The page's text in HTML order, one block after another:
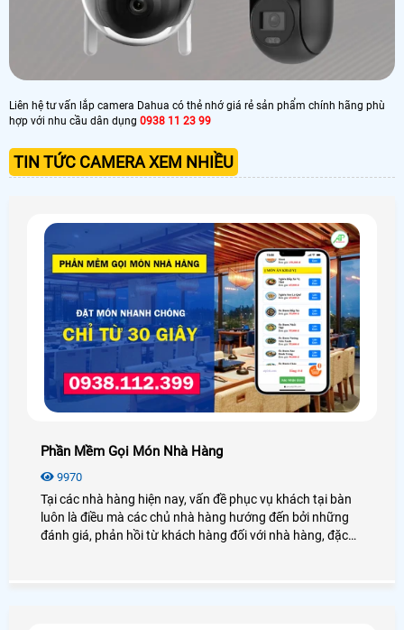
Liên hệ tư vấn lắp camera Dahua có thẻ nhớ giá rẻ sản phẩm chính hãng phù
hợp với nhu cầu dân dụng 0938 11 23 99
TIN TỨC CAMERA XEM NHIỀU
Phần Mềm Gọi Món Nhà Hàng
9970
Tại các nhà hàng hiện nay, vấn đề phục vụ khách tại bàn
luôn là điều mà các chủ nhà hàng hướng đến bởi những
đánh giá, phản hồi từ khách hàng đối với nhà hàng, đặc